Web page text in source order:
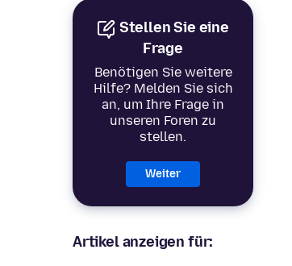
Stellen Sie eine
Frage
Benötigen Sie weitere
Hilfe? Melden Sie sich
an, um Ihre Frage in
unseren Foren zu
stellen.
Weiter
Artikel anzeigen für: